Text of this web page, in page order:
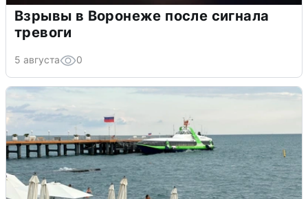
Взрывы в Воронеже после сигнала
тревоги
5 августа 0